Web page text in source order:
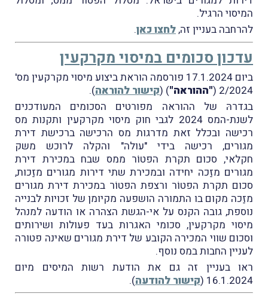
המיסוי הרגיל.
להרחבה בעניין זה,לחצו כאן.
עדכון סכומים במיסוי מקרקעין
ביום 17.1.2024 פורסמה הוראת ביצוע מיסוי מקרקעין מס'
2/2024 ( "ההוראה") (קישור להוראה).
בגדרהּ של ההוראה מפורטים הסכומים המעודכנים
לשנת-המס 2024 לגבי חוק מיסוי מקרקעין ותקנות מס
רכישה ובכלל זאת מדרגות מס הרכישה ברכישת דירת
מגורים, רכישה בידי "עולה" והקלה לרוכש משק
חקלאי, סכום תקרת הפטוֹר ממס שבח במכירת דירת
מגורים מזַכה יחידה ובמכירת שתי דירות מגורים מזַכות,
סכום תקרת הפטוֹר ורצפת הפטוֹר במכירת דירת מגורים
מזַכה מקום בו התמורה הושפעה מקיומן של זכויות לבנייה
נוספת, גובה הקנס על אי-הגשת הצהרה או הודעה למנהל
מיסוי מקרקעין, סכומי האגרות בעד פעולות ושירותים
וסכום שווי המכירה הקובע של דירת מגורים שאינה פטורה
לעניין החבות במס נוסף.
ראו בעניין זה גם את הודעת רשות המיסים מיום
16.1.2024 ( קישור להודעה).